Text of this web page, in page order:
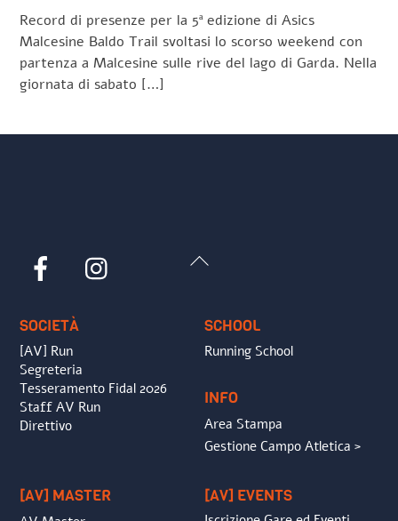
Record di presenze per la 5ª edizione di Asics
Malcesine Baldo Trail svoltasi lo scorso weekend con
partenza a Malcesine sulle rive del lago di Garda. Nella
giornata di sabato […]
Back
Facebook
SOCIETÀ
[AV] Run
Segreteria
Tesseramento Fidal 2026
Staff AV Run
Direttivo
SCHOOL
Running School
INFO
Area Stampa
Gestione Campo Atletica >
[AV] MASTER [AV] EVENTS